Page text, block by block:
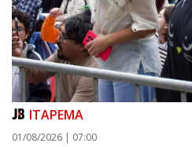
ITAPEMA
01/08/2026 | 07:00